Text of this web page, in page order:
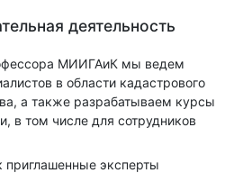
деятельность
МИИГАиК мы ведем
в области кадастрового
а также разрабатываем курсы
в том числе для сотрудников
эксперты